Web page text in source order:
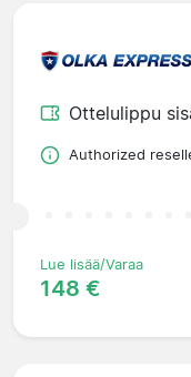
Ottelulippu
Authorized
Lue lisää/Varaa
148 €